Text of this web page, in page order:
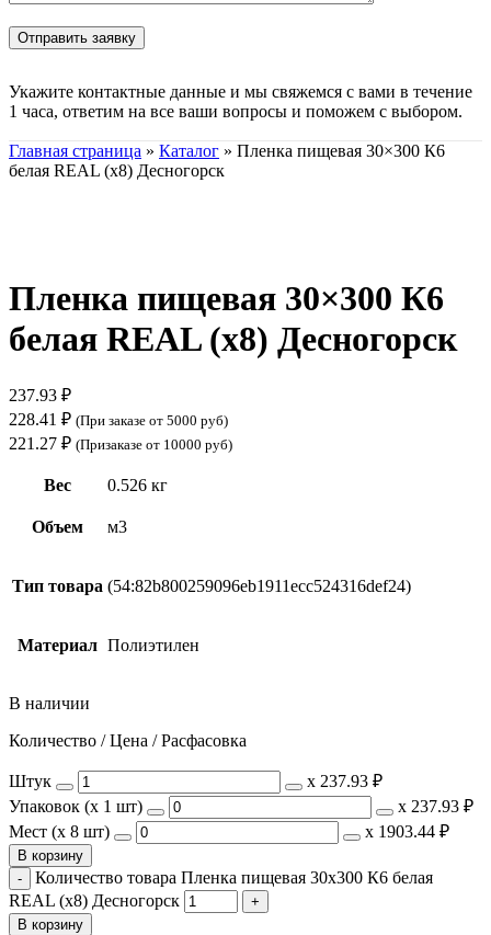
Укажите контактные данные и мы свяжемся с вами в течение
1 часа, ответим на все ваши вопросы и поможем с выбором.
Главная страница » Каталог » Пленка пищевая 30×300 К6
белая REAL (х8) Десногорск
Пленка пищевая 30×300 К6
белая REAL (х8) Десногорск
237.93 ₽
228.41 ₽ (При заказе от 5000 руб)
221.27 ₽ (Призаказе от 10000 руб)
Вес 0.526 кг
Объем м3
Тип товара (54:82b800259096eb1911ecc524316def24)
Материал Полиэтилен
В наличии
Количество / Цена / Расфасовка
Штук х 237.93 ₽
Упаковок (x 1 шт)
х 237.93 ₽
Мест (x 8 шт)
х 1903.44 ₽
В корзину
Количество товара Пленка пищевая 30x300 К6 белая
REAL (х8) Десногорск
В корзину